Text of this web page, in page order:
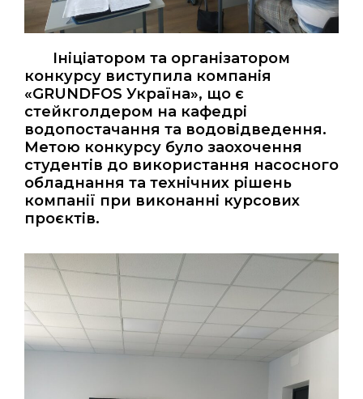
Ініціатором та організатором
конкурсу виступила компанія
«GRUNDFOS Україна», що є
стейкголдером на кафедрі
водопостачання та водовідведення.
Метою конкурсу було заохочення
студентів до використання насосного
обладнання та технічних рішень
компанії при виконанні курсових
проєктів.